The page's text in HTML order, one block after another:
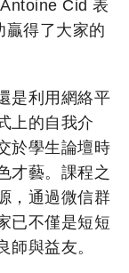
Cid 表
贏得了大家的
是利用網絡平
上的自我介
於學生論壇時
才藝。課程之
，通過微信群
已不僅是短短
師與益友。